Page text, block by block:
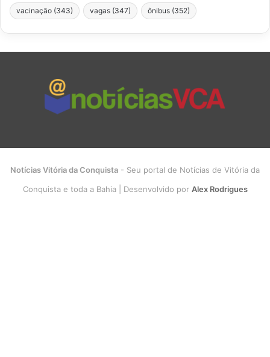
vacinação (343) vagas (347) ônibus (352)
Notícias Vitória da Conquista - Seu portal de Notícias de Vitória da
Conquista e toda a Bahia | Desenvolvido por Alex Rodrigues